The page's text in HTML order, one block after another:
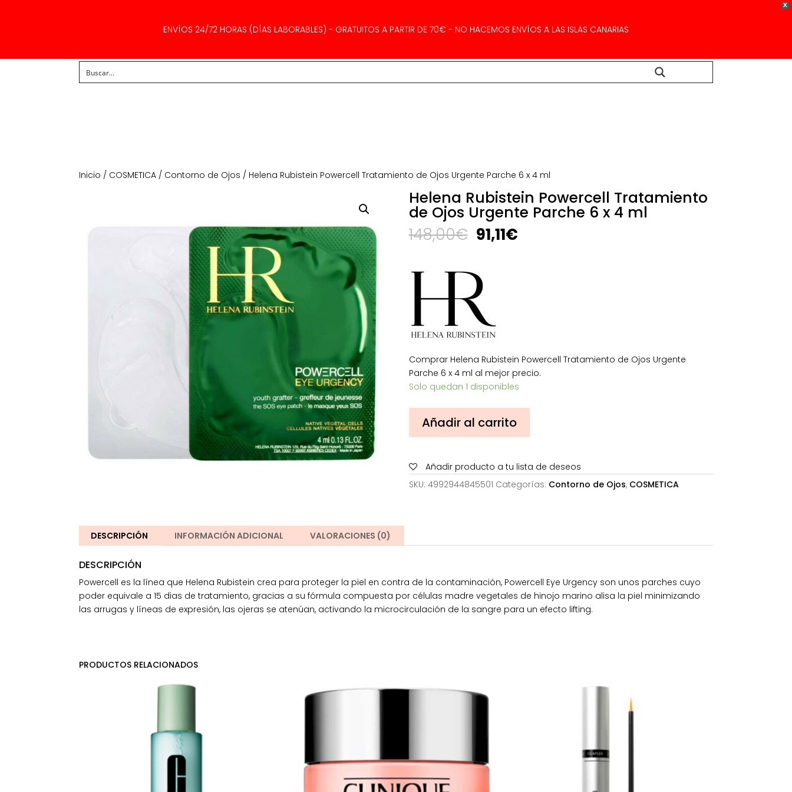
X
ENVÍOS 24/72 HORAS (DÍAS LABORABLES) - GRATUITOS A PARTIR DE 70€ - NO HACEMOS ENVÍOS A LAS ISLAS CANARIAS
Inicio / COSMETICA / Contorno de Ojos / Helena Rubistein Powercell Tratamiento de Ojos Urgente Parche 6 x 4 ml
Helena Rubistein Powercell Tratamiento
de Ojos Urgente Parche 6 x 4 ml
148,00€ El
precio
era:
148,00€.
91,11€El
Comprar Helena Rubistein Powercell Tratamiento de Ojos Urgente
Parche 6 x 4 ml al mejor precio.
Solo quedan 1 disponibles
Rubistein
Powercell
de
Ojos
4
cantidad
Añadir al carrito
Añadir producto a tu lista de deseos
SKU: 4992944845501 Categorías: Contorno de Ojos, COSMETICA
DESCRIPCIÓN INFORMACIÓN ADICIONAL VALORACIONES (0)
DESCRIPCIÓN
Powercell es la línea que Helena Rubistein crea para proteger la piel en contra de la contaminación, Powercell Eye Urgency son unos parches cuyo
poder equivale a 15 dias de tratamiento, gracias a su fórmula compuesta por células madre vegetales de hinojo marino alisa la piel minimizando
las arrugas y líneas de expresión, las ojeras se atenúan, activando la microcirculación de la sangre para un efecto lifting.
PRODUCTOS RELACIONADOS